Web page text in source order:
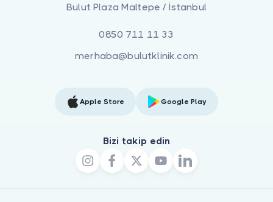
Bulut Plaza Maltepe / İstanbul
0850 711 11 33
merhaba@bulutklinik.com
Apple Store Google Play
Bizi takip edin